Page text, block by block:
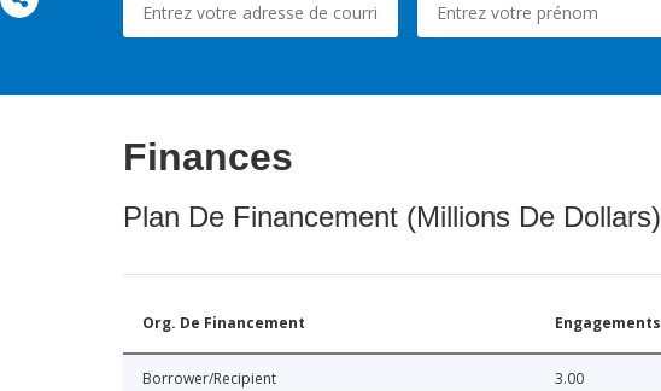
Finances
Plan De Financement (Millions De Dollars)
Org. De Financement Engagements
Borrower/Recipient 3.00